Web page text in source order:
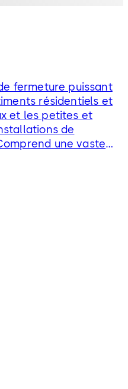
fermeture puissant
résidentiels et
et les petites et
de
une vaste